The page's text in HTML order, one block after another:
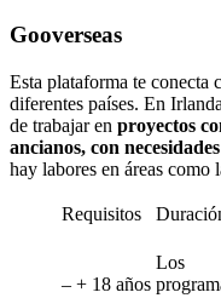
Gooverseas
Esta plataforma te conecta
diferentes países. En
de trabajar en proyectos
ancianos, con
hay labores en áreas como
Requisitos
– + 18 años
Los